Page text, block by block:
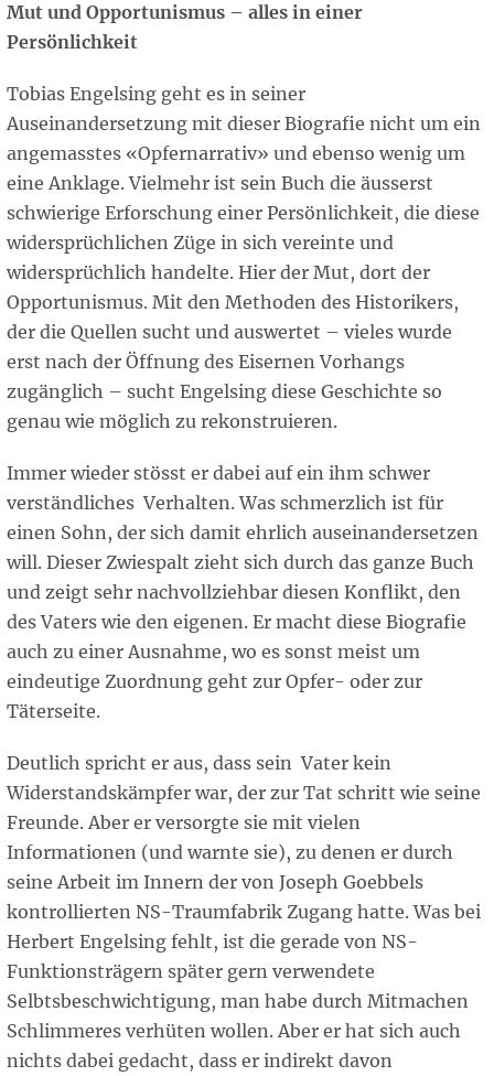
Mut und Opportunismus – alles in einer
Persönlichkeit
Tobias Engelsing geht es in seiner
Auseinandersetzung mit dieser Biografie nicht um ein
angemasstes «Opfernarrativ» und ebenso wenig um
eine Anklage. Vielmehr ist sein Buch die äusserst
schwierige Erforschung einer Persönlichkeit, die diese
widersprüchlichen Züge in sich vereinte und
widersprüchlich handelte. Hier der Mut, dort der
Opportunismus. Mit den Methoden des Historikers,
der die Quellen sucht und auswertet – vieles wurde
erst nach der Öffnung des Eisernen Vorhangs
zugänglich – sucht Engelsing diese Geschichte so
genau wie möglich zu rekonstruieren.
Immer wieder stösst er dabei auf ein ihm schwer
verständliches Verhalten. Was schmerzlich ist für
einen Sohn, der sich damit ehrlich auseinandersetzen
will. Dieser Zwiespalt zieht sich durch das ganze Buch
und zeigt sehr nachvollziehbar diesen Konflikt, den
des Vaters wie den eigenen. Er macht diese Biografie
auch zu einer Ausnahme, wo es sonst meist um
eindeutige Zuordnung geht zur Opfer- oder zur
Täterseite.
Deutlich spricht er aus, dass sein Vater kein
Widerstandskämpfer war, der zur Tat schritt wie seine
Freunde. Aber er versorgte sie mit vielen
Informationen (und warnte sie), zu denen er durch
seine Arbeit im Innern der von Joseph Goebbels
kontrollierten NS-Traumfabrik Zugang hatte. Was bei
Herbert Engelsing fehlt, ist die gerade von NS-
Funktionsträgern später gern verwendete
Selbtsbeschwichtigung, man habe durch Mitmachen
Schlimmeres verhüten wollen. Aber er hat sich auch
nichts dabei gedacht, dass er indirekt davon